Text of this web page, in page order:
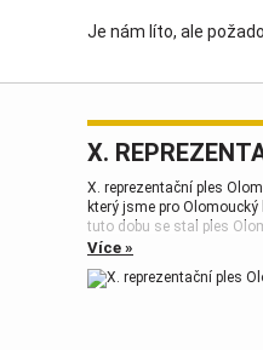
Je nám líto, ale
X. reprezentační ples
který jsme pro
tuto dobu se stal ples
událostí, která patří k
Více »